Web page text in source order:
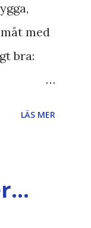
med
bra:
LÄS MER